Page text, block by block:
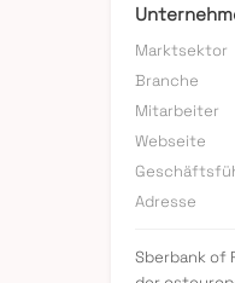
Marktsektor
Branche
Mitarbeiter
Webseite
Adresse
Sberbank of